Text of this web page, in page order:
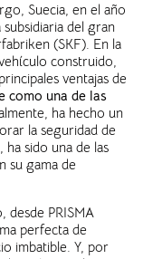
Suecia, en el año
del gran
(SKF). En la
construido,
ventajas de
como una de las
ha hecho un
la seguridad de
sido una de las
su gama de
desde PRISMA
perfecta de
imbatible. Y, por